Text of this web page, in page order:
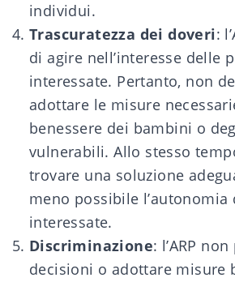
individui.
Trascuratezza dei doveri:
di agire nell’interesse delle
interessate. Pertanto, non
adottare le misure
benessere dei bambini o
vulnerabili. Allo stesso
trovare una soluzione
meno possibile l’autonomia
interessate.
Discriminazione: l’ARP
decisioni o adottare misure